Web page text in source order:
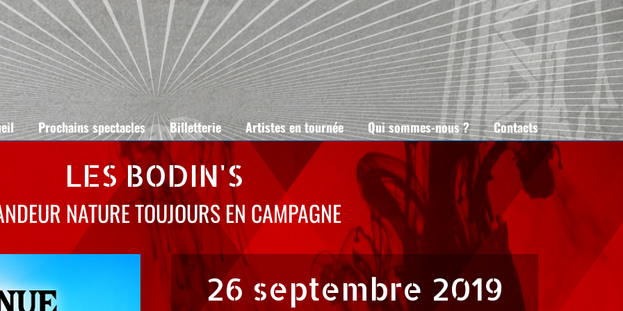
Prochains spectacles Billetterie Artistes en tournée Qui sommes-nous ? Contacts
LES BODIN'S
NATURE TOUJOURS EN CAMPAGNE
26 septembre 2019